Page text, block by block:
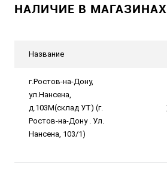
НАЛИЧИЕ В МАГАЗИНАХ
Название
г.Ростов-на-Дону,
ул.Нансена,
д.103М(склад УТ) (г.
Ростов-на-Дону . Ул.
Нансена, 103/1)